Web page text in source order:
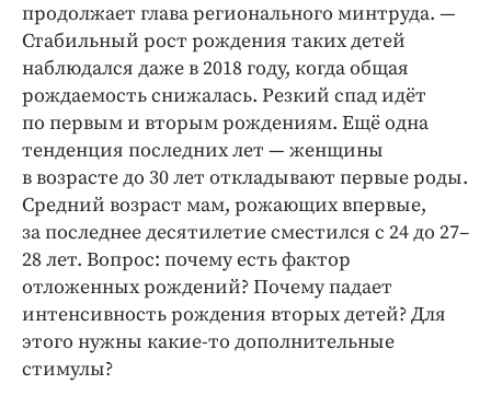
продолжает глава регионального минтруда. — ​
Стабильный рост рождения таких детей
наблюдался даже в 2018 году, когда общая
рождаемость снижалась. Резкий спад идёт
по первым и вторым рождениям. Ещё одна
тенденция последних лет — ​женщины
в возрасте до 30 лет откладывают первые роды.
Средний возраст мам, рожающих впервые,
за последнее десятилетие сместился с 24 до 27–
28 лет. Вопрос: почему есть фактор
отложенных рождений? Почему падает
интенсивность рождения вторых детей? Для
этого нужны какие-то дополнительные
стимулы?